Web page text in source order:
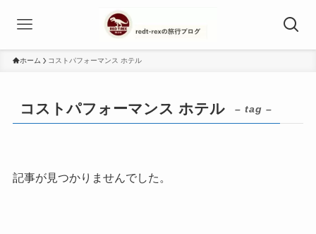
ホーム コストパフォーマンス ホテル
コストパフォーマンス ホテル – tag –
記事が見つかりませんでした。